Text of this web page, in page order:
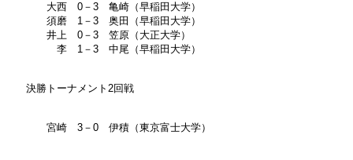
大西 0－3 亀崎（早稲田大学）
須磨 1－3 奥田（早稲田大学）
井上 0－3 笠原（大正大学）
李 1－3 中尾（早稲田大学）
決勝トーナメント2回戦
宮崎 3－0 伊積（東京富士大学）